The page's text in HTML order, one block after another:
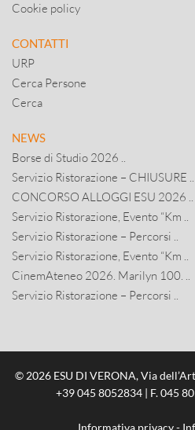
Cookie policy
CONTATTI
URP
Cerca Persone
Cerca
NEWS
Borse di Studio 2026 ..
Servizio Ristorazione – CHIUSURE ..
CONCORSO ALLOGGI ESU 2026 ..
Servizio Ristorazione, Evento “Km ..
Servizio Ristorazione – Percorsi ..
Servizio Ristorazione, Evento “Km ..
CinemAteneo 2026. Marilyn 100. ..
Servizio Ristorazione – Percorsi ..
© 2026 ESU DI VERONA, Via
+39 045 8052834| F. 045
Informativa privacy-